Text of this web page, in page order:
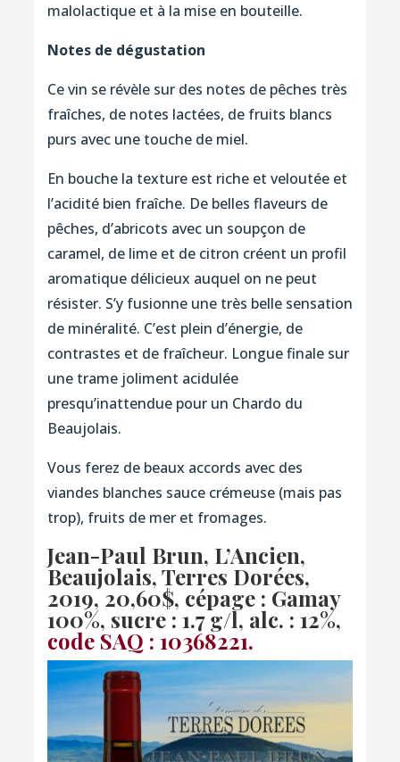
malolactique et à la mise en bouteille.
Notes de dégustation
Ce vin se révèle sur des notes de pêches très
fraîches, de notes lactées, de fruits blancs
purs avec une touche de miel.
En bouche la texture est riche et veloutée et
l’acidité bien fraîche. De belles flaveurs de
pêches, d’abricots avec un soupçon de
caramel, de lime et de citron créent un profil
aromatique délicieux auquel on ne peut
résister. S’y fusionne une très belle sensation
de minéralité. C’est plein d’énergie, de
contrastes et de fraîcheur. Longue finale sur
une trame joliment acidulée
presqu’inattendue pour un Chardo du
Beaujolais.
Vous ferez de beaux accords avec des
viandes blanches sauce crémeuse (mais pas
trop), fruits de mer et fromages.
Jean-Paul Brun, L’Ancien,
Beaujolais, Terres Dorées,
2019, 20,60$, cépage : Gamay
100%, sucre : 1.7 g/l, alc. : 12%,
code SAQ : 10368221.